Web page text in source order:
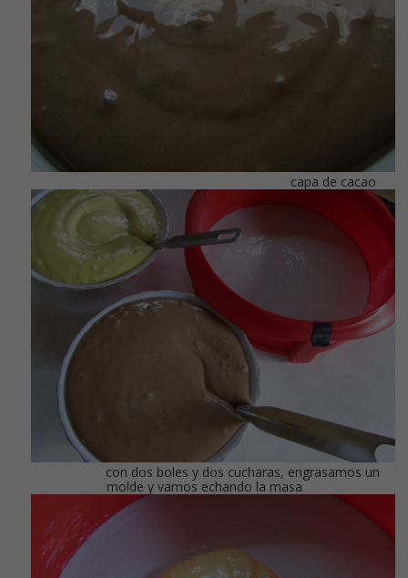
capa de cacao
con dos boles y dos cucharas, engrasamos un
molde y vamos echando la masa